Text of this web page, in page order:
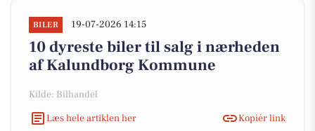
BILER 19-07-2026 14:15
10 dyreste biler til salg i nærheden
af Kalundborg Kommune
Kilde: Bilhandel
Læs hele artiklen her
Kopiér link